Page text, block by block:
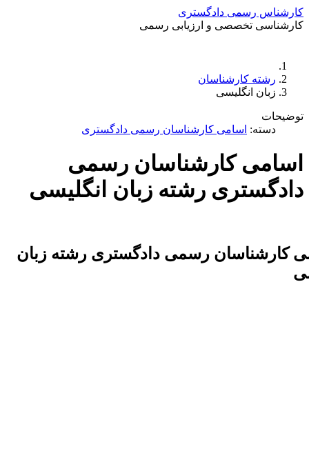
رسمی دادگستری
تخصصی و ارزیابی رسمی
رشته کارشناسان
زبان انگلیسی
دسته:اسامی کارشناسان رسمی دادگستری
کارشناسان رسمی
رشته زبان انگلیسی